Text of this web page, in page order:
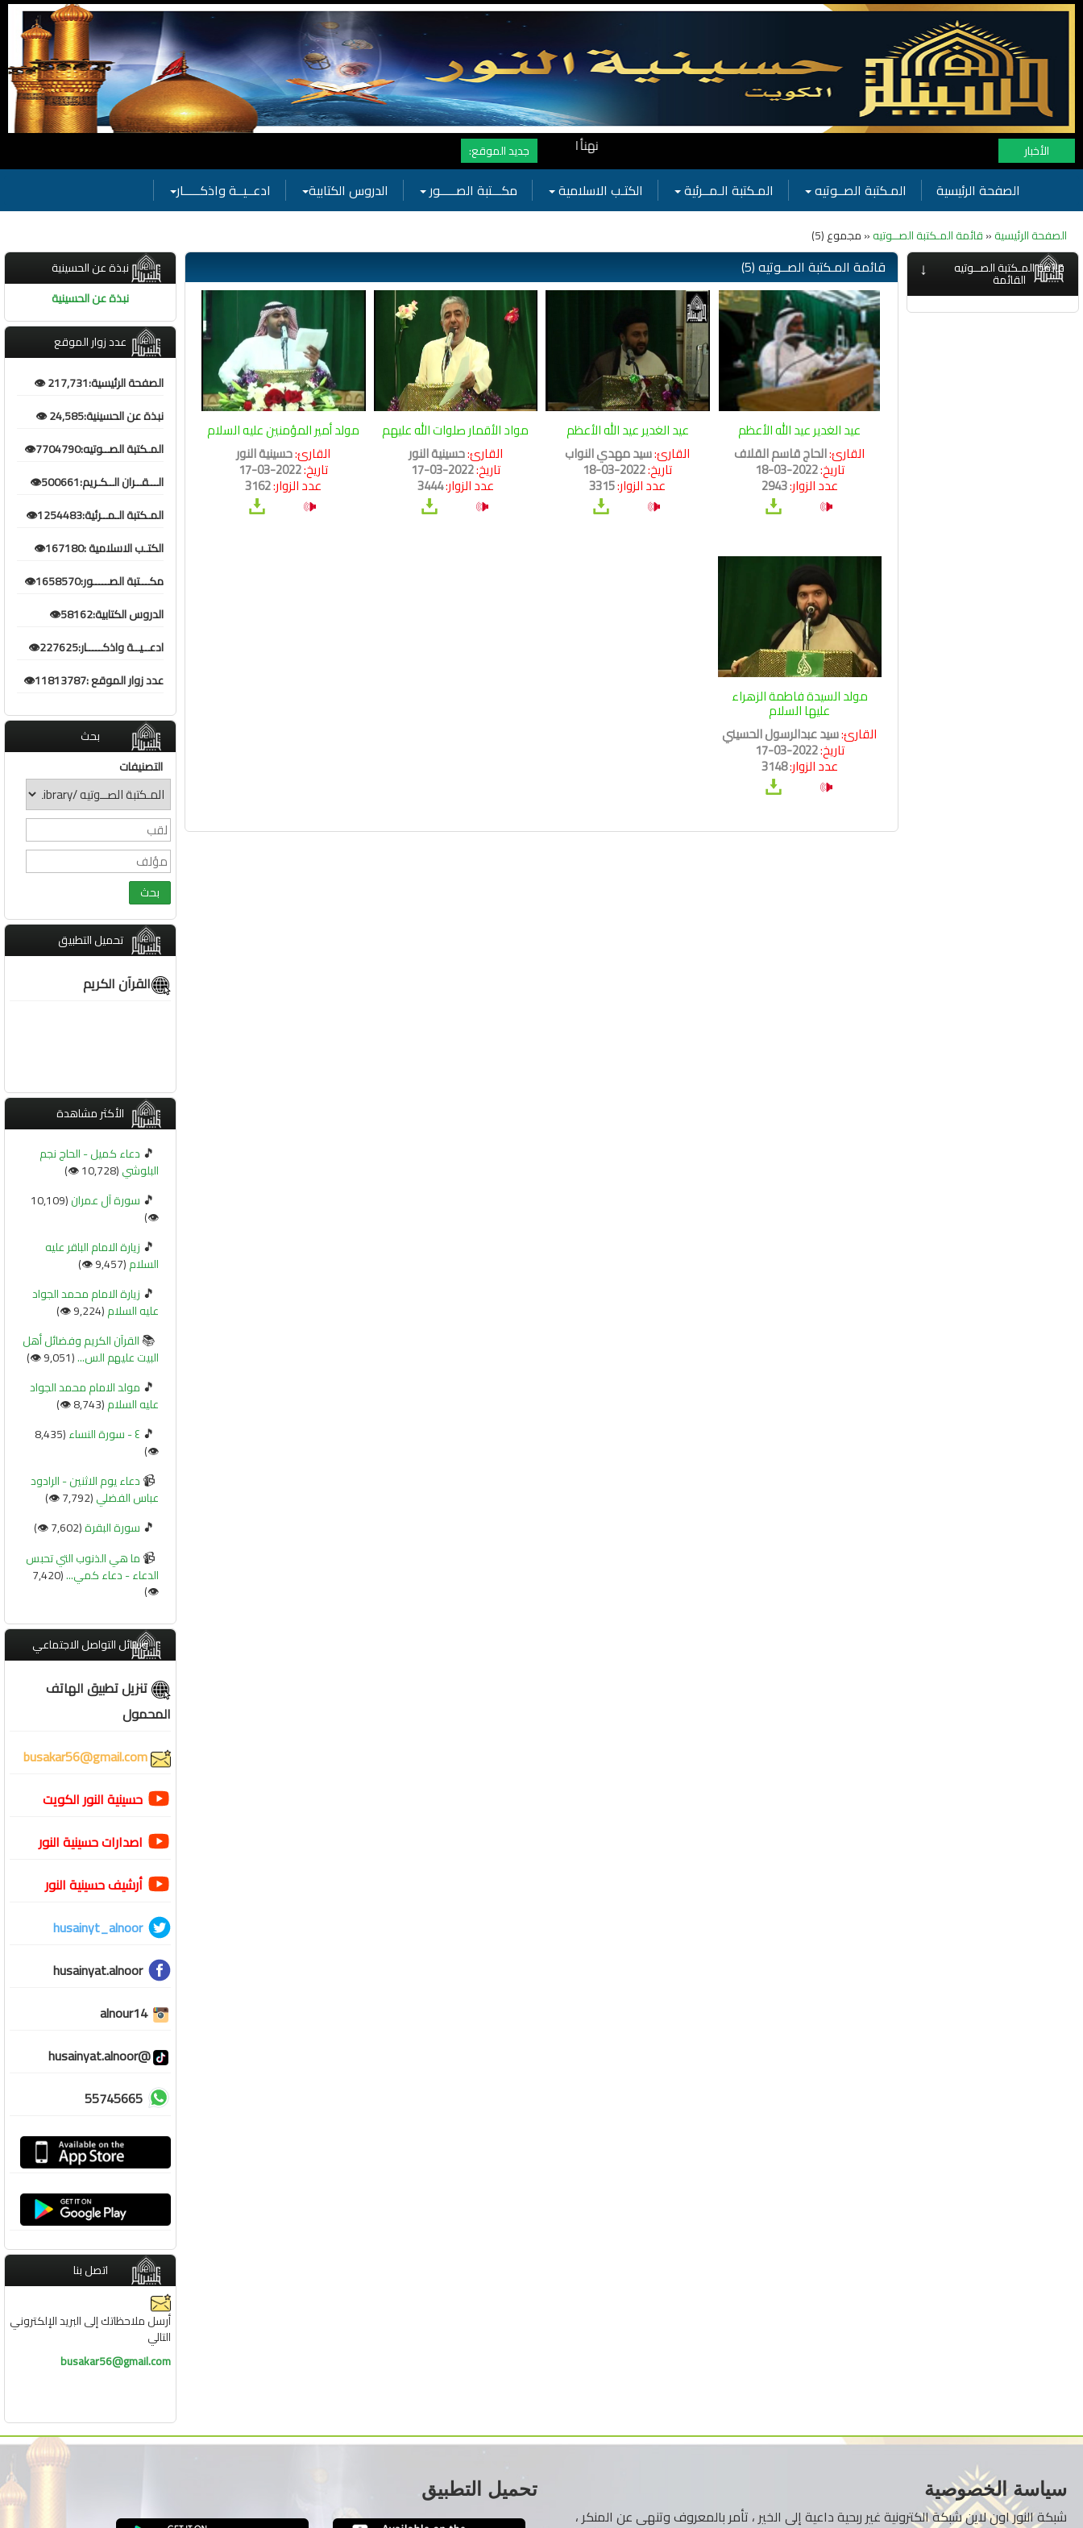
الأخبار نهنأ المتابعين لموفع النور بوصول المشاهدات الى الرقم القياسي 11 مليون مشاهدة خلال فترة قصيرة وهذا كله بجهودكم واهتمامكم بفعاليات الحسينية
جديد الموقع:
الصفحة الرئيسية المـكتبة الصــوتيه المـكتبة الـمــرئية الكتـب الاسلامية مكـــتبة الصـــــور الدروس الكتابية ادعــيــة واذكـــــار
الصفحة الرئيسية«قائمة المـكتبة الصــوتيه« مجموع (5)
↓ قائمة المـكتبة الصــوتيه
القائمة
قائمة المـكتبة الصــوتيه (5)
عيد الغدير عيد الله الأعظم
القارئ:الحاج قاسم القلاف
تاريخ:2022-03-18
عدد الزوار:2943
عيد الغدير عيد الله الأعظم
القارئ:سيد مهدي النواب
تاريخ:2022-03-18
عدد الزوار:3315
مواد الأقمار صلوات الله عليهم
القارئ:حسينية النور
تاريخ:2022-03-17
عدد الزوار:3444
مولد أمير المؤمنين عليه السلام
القارئ:حسينية النور
تاريخ:2022-03-17
عدد الزوار:3162
مولد السيدة فاطمة الزهراء
عليها السلام
القارئ:سيد عبدالرسول الحسيني
تاريخ:2022-03-17
عدد الزوار:3148
نبذة عن الحسينية
نبذة عن الحسينية
عدد زوار الموقع
الصفحة الرئيسية:217,731 👁️
نبذة عن الحسينية:24,585 👁️
المـكتبة الصــوتيه:7704790👁️
الـــقــران الــكـريم:500661👁️
المـكتبة الـمــرئية:1254483👁️
الكتـب الاسلامية :167180👁️
مكـــتبة الصـــــور:1658570👁️
الدروس الكتابية:58162👁️
ادعــيــة واذكـــــار:227625👁️
عدد زوار الموقع :11813787👁️
بحث
التصنيفات
تحميل التطبيق
القرآن الكريم
الأكثر مشاهدة
🎵 دعاء كميل - الحاج نجم
البلوشي(10,728 👁️)
🎵 سورة آل عمران (10,109
👁️)
🎵 زيارة الامام الباقر عليه
السلام(9,457 👁️)
🎵 زيارة الامام محمد الجواد
عليه السلام(9,224 👁️)
📚القرآن الكريم وفضائل أهل
البيت عليهم الس...(9,051 👁️)
🎵 مولد الامام محمد الجواد
عليه السلام(8,743 👁️)
🎵 ٤ - سورة النساء
(8,435
👁️)
📹دعاء يوم الاثنين - الرادود
عباس الفضلي(7,792 👁️)
🎵 سورة البقرة(7,602 👁️)
📹ما هي الذنوب التي تحبس
الدعاء - دعاء كمي... (7,420
👁️)
وسائل التواصل الاجتماعي
تنزيل تطبيق الهاتف
المحمول
حسينية النور الكويت
اصدارات حسينية النور
أرشيف حسينية النور
husainyt_alnoor
husainyat.alnoor
alnour14
@husainyat.alnoor
55745665
اتصل بنا
أرسل ملاحظاتك إلى البريد الإلكتروني
التالي
busakar56@gmail.com
سياسة الخصوصية
شبكة النور اون لاين شبكة الكترونية غير ربحية داعية إلى الخير ، تأمر بالمعروف وتنهى عن المنكر ،
تحميل التطبيق